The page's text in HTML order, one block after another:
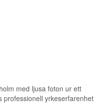
med ljusa foton ur ett
professionell yrkeserfarenhet